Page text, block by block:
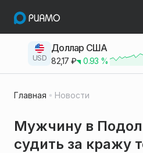
USD
Доллар США
82,17 ₽ 0.93 %
Главная Новости
Мужчину в
судить за кражу